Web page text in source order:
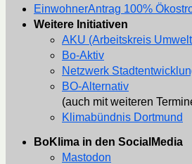
EinwohnerAntrag 100%
Weitere Initiativen
AKU (Arbeitskreis
Bo-Aktiv
Netzwerk
BO-Alternativ
(auch mit weiteren
Klimabündnis Dortmund
BoKlima in den SocialMedia
Mastodon